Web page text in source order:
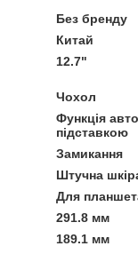
Без бренду
Китай
12.7"
Чохол
Функція
підставкою
Замикання
Штучна
Для
291.8 мм
189.1 мм